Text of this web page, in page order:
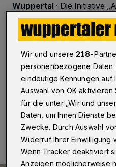
Wuppertal · Die Initiative
das „Bündnis Mobiles
Verbesserung mit Blick auf
Klima und die
Online-Veranstaltung vor
dauernden
nahmen rund 60 Personen
16.02.2021 , 07:00 Uhr Eine
Wir und unsere 218-
personenbezogene
eindeutige Kennungen auf
Auswahl von OK
für die unter „Wir und
Daten, um Ihnen Dienste
Zwecke. Durch Auswahl
Widerruf Ihrer Einwilligung
Wenn Tracker deaktiviert
Anzeigen möglicherweise